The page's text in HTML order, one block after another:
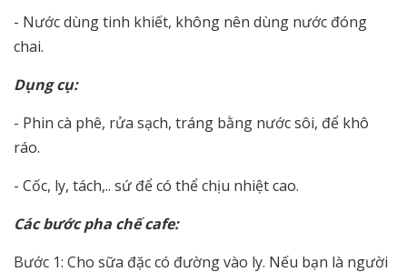
- Nước dùng tinh khiết, không nên dùng nước đóng
chai.
Dụng cụ:
- Phin cà phê, rửa sạch, tráng bằng nước sôi, để khô
ráo.
- Cốc, ly, tách,.. sứ để có thể chịu nhiệt cao.
Các bước pha chế cafe:
Bước 1: Cho sữa đặc có đường vào ly. Nếu bạn là người